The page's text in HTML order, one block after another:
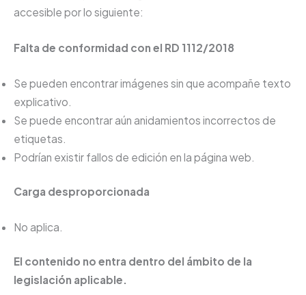
accesible por lo siguiente:
Falta de conformidad con el RD 1112/2018
Se pueden encontrar imágenes sin que acompañe texto
explicativo.
Se puede encontrar aún anidamientos incorrectos de
etiquetas.
Podrían existir fallos de edición en la página web.
Carga desproporcionada
No aplica.
El contenido no entra dentro del ámbito de la
legislación aplicable.